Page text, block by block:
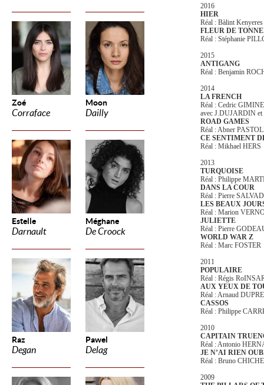
Zoé
Corraface
Moon
Dailly
Estelle
Darnault
Méghane
De Croock
Raz
Degan
Pawel
Delag
2016
HIER
Réal : Bàlint Kenyeres
FLEUR DE
Réal : Stéphanie
2015
ANTIGANG
Réal : Benjamin
2014
LA FRENCH
Réal : Cedric
avec J.DUJARDIN
ROAD GAMES
Réal : Abner
CE SENTIMENT
Réal : Mikhael HERS
2013
TURQUOISE
Réal : Philippe
DANS LA COUR
Réal : Pierre
LES BEAUX
Réal : Marion
JULIETTE
Réal : Pierre
WORLD WAR Z
Réal : Marc FOSTER
2011
POPULAIRE
Réal : Régis
AUX YEUX DE
Réal : Arnaud
CASSOS
Réal : Philippe
2010
CAPITAIN
Réal : Antonio
JE N’AI RIEN
Réal : Bruno CHICHE
2009